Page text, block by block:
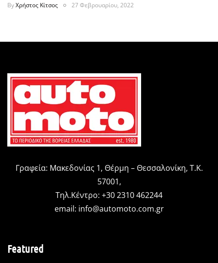
ByΧρήστος Κίτσος 27 Φεβρουαρίου, 2022
Γραφεία: Μακεδονίας 1, Θέρμη – Θεσσαλονίκη, Τ.Κ.
57001,
Τηλ.Κέντρο: +30 2310 462244
email: info@automoto.com.gr
Featured